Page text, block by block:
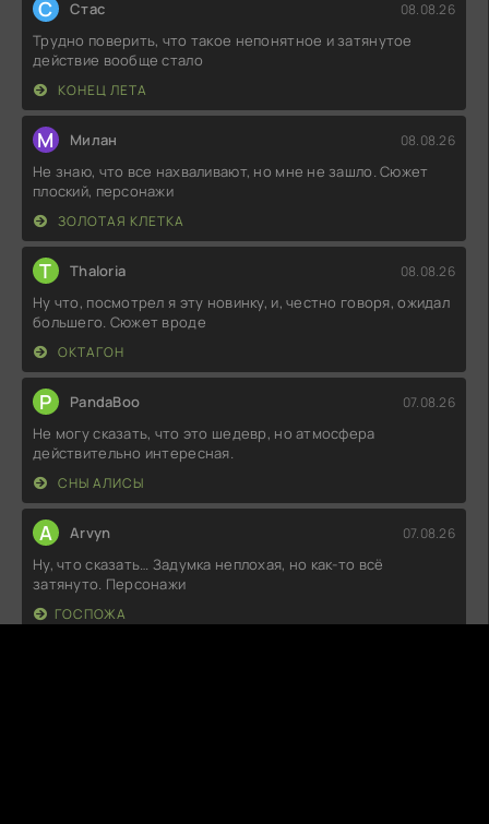
С Стас 08.08.26
Трудно поверить, что такое непонятное и затянутое
действие вообще стало
КОНЕЦ ЛЕТА
М Милан 08.08.26
Не знаю, что все нахваливают, но мне не зашло. Сюжет
плоский, персонажи
ЗОЛОТАЯ КЛЕТКА
T Thaloria 08.08.26
Ну что, посмотрел я эту новинку, и, честно говоря, ожидал
большего. Сюжет вроде
ОКТАГОН
P PandaBoo 07.08.26
Не могу сказать, что это шедевр, но атмосфера
действительно интересная.
СНЫ АЛИСЫ
A Arvyn 07.08.26
Ну, что сказать… Задумка неплохая, но как-то всё
затянуто. Персонажи
ГОСПОЖА